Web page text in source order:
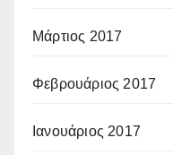
Μάρτιος 2017
Φεβρουάριος 2017
Ιανουάριος 2017